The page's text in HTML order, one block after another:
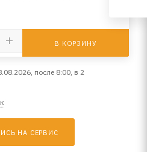
В КОРЗИНУ
после 8:00, в 2
НА СЕРВИС